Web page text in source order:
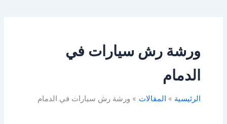
ورشة رش سيارات في
الدمام
الرئيسية المقالات ورشة رش سيارات في الدمام